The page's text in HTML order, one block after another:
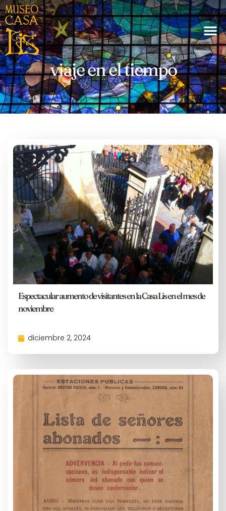
viaje en el tiempo
Espectacular aumento de visitantes en la Casa Lis en el mes de
noviembre
diciembre 2, 2024